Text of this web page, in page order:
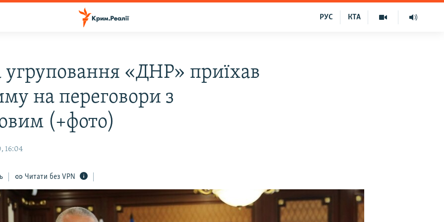
КТА
РУС
угруповання «ДНР» приїхав
на переговори з
(+фото)
16:04
Читати без VPN